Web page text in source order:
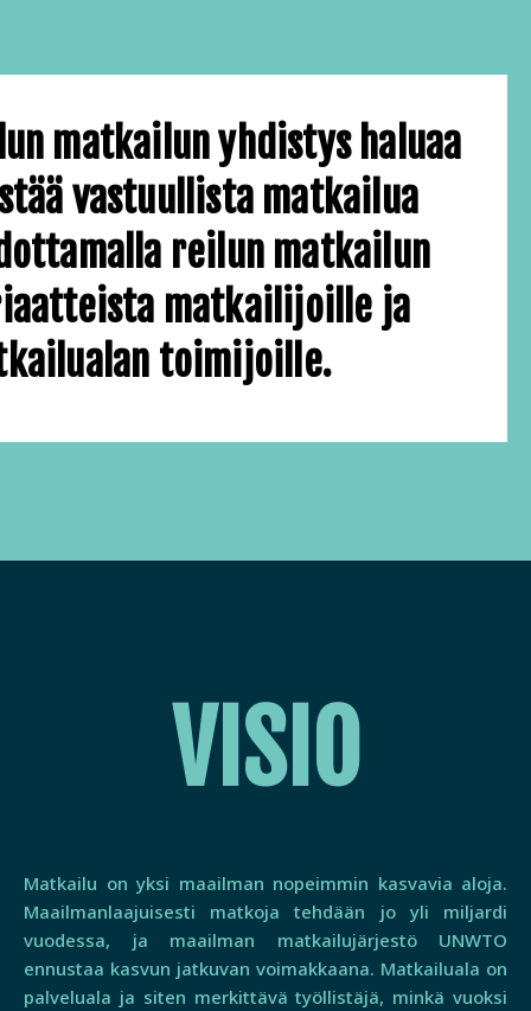
matkailun yhdistys haluaa
vastuullista matkailua
reilun matkailun
matkailijoille ja
toimijoille.
VISIO
Matkailu on yksi maailman nopeimmin kasvavia aloja.
Maailmanlaajuisesti matkoja tehdään jo yli miljardi
vuodessa, ja maailman matkailujärjestö UNWTO
ennustaa kasvun jatkuvan voimakkaana. Matkailuala on
palveluala ja siten merkittävä työllistäjä, minkä vuoksi